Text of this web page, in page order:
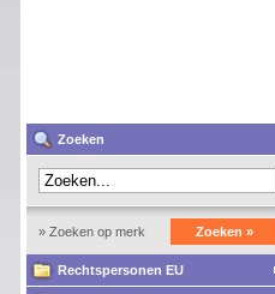
Zoeken
» Zoeken op merk Zoeken »
Rechtspersonen EU